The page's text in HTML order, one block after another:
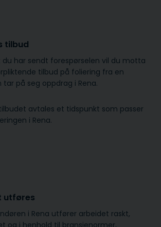
tilbud
har sendt forespørselen vil du motta
tilbud på foliering fra en
på seg oppdrag i Rena.
avtales et tidspunkt som passer
i Rena.
utføres
i Rena utfører arbeidet raskt,